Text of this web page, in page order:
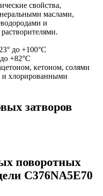
свойства,
маслами,
и
до +100°C
+82°C
кетоном, солями
и хлорированными
затворов
поворотных
C376NA5E70